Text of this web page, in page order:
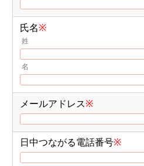
氏名※
姓
名
メールアドレス※
日中つながる電話番号※